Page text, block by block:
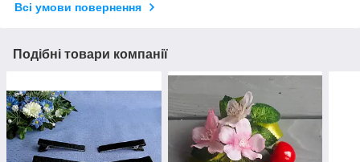
Всі умови повернення
Подібні товари компанії